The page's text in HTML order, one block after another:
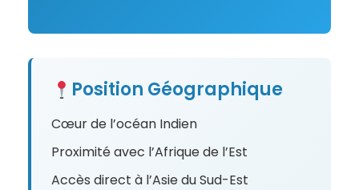
Position Géographique
Cœur de l’océan Indien
Proximité avec l’Afrique de l’Est
Accès direct à l’Asie du Sud-Est